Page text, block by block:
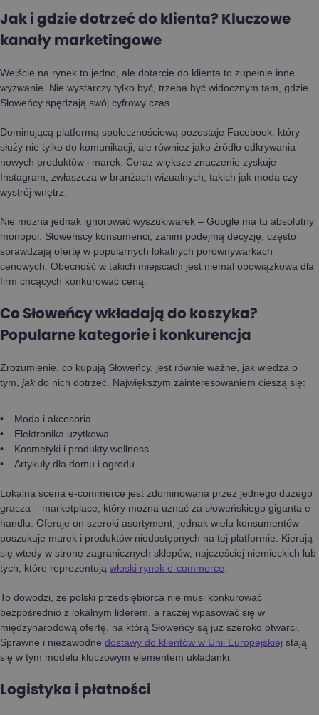
Jak i gdzie dotrzeć do klienta? Kluczowe
kanały marketingowe
Wejście na rynek to jedno, ale dotarcie do klienta to zupełnie inne
wyzwanie. Nie wystarczy tylko być, trzeba być widocznym tam, gdzie
Słoweńcy spędzają swój cyfrowy czas.
Dominującą platformą społecznościową pozostaje Facebook, który
służy nie tylko do komunikacji, ale również jako źródło odkrywania
nowych produktów i marek. Coraz większe znaczenie zyskuje
Instagram, zwłaszcza w branżach wizualnych, takich jak moda czy
wystrój wnętrz.
Nie można jednak ignorować wyszukiwarek – Google ma tu absolutny
monopol. Słoweńscy konsumenci, zanim podejmą decyzję, często
sprawdzają ofertę w popularnych lokalnych porównywarkach
cenowych. Obecność w takich miejscach jest niemal obowiązkowa dla
firm chcących konkurować ceną.
Co Słoweńcy wkładają do koszyka?
Popularne kategorie i konkurencja
Zrozumienie, co kupują Słoweńcy, jest równie ważne, jak wiedza o
tym, jak do nich dotrzeć. Największym zainteresowaniem cieszą się:
Moda i akcesoria
Elektronika użytkowa
Kosmetyki i produkty wellness
Artykuły dla domu i ogrodu
Lokalna scena e-commerce jest zdominowana przez jednego dużego
gracza – marketplace, który można uznać za słoweńskiego giganta e-
handlu. Oferuje on szeroki asortyment, jednak wielu konsumentów
poszukuje marek i produktów niedostępnych na tej platformie. Kierują
się wtedy w stronę zagranicznych sklepów, najczęściej niemieckich lub
tych, które reprezentują włoski rynek e-commerce
To dowodzi, że polski przedsiębiorca nie musi konkurować
bezpośrednio z lokalnym liderem, a raczej wpasować się w
międzynarodową ofertę, na którą Słoweńcy są już szeroko otwarci.
Sprawne i niezawodne dostawy do klientów w Unii Europejskiej stają
się w tym modelu kluczowym elementem układanki.
Logistyka i płatności